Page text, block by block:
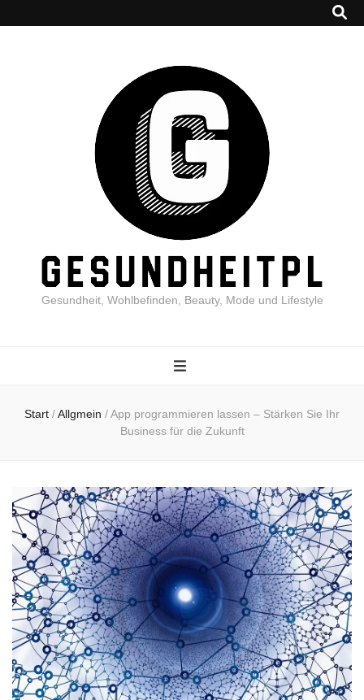
Gesundheit, Wohlbefinden, Beauty, Mode und Lifestyle
Start /Allgmein /App programmieren lassen – Stärken Sie Ihr
Business für die Zukunft